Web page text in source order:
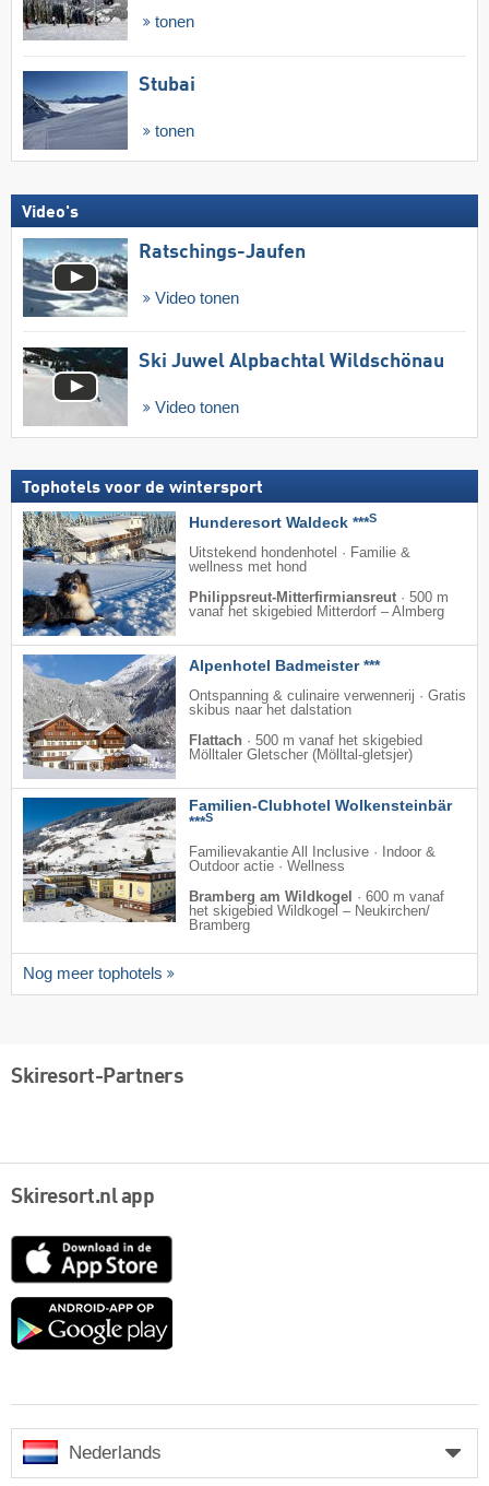
tonen
Stubai
tonen
Video's
Ratschings-Jaufen
Video tonen
Ski Juwel Alpbachtal Wildschönau
Video tonen
Tophotels voor de wintersport
Hunderesort Waldeck ***S
Uitstekend hondenhotel · Familie &
wellness met hond
Philippsreut-Mitterfirmiansreut · 500 m
vanaf het skigebied Mitterdorf – Almberg
Alpenhotel Badmeister ***
Ontspanning & culinaire verwennerij · Gratis
skibus naar het dalstation
Flattach · 500 m vanaf het skigebied
Mölltaler Gletscher (Mölltal-gletsjer)
Familien-Clubhotel Wolkensteinbär
***S
Familievakantie All Inclusive · Indoor &
Outdoor actie · Wellness
Bramberg am Wildkogel
· 600 m vanaf
het skigebied Wildkogel – Neukirchen/​
Bramberg
Nog meer tophotels
Skiresort-Partners
Skiresort.nl app
App
Google
Nederlands